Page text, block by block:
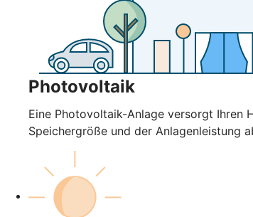
Photovoltaik
Eine Photovoltaik-Anlage versorgt Ihren
Speichergröße und der Anlagenleistung